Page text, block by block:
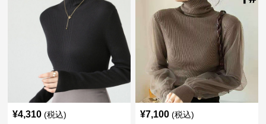
¥4,310 (税込) ¥7,100 (税込)